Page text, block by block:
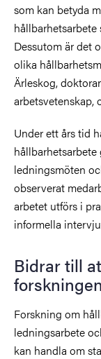
som kan betyda
Dessutom är det
olika
Ärleskog,
arbetsvetenskap,
Under ett års tid
ledningsmöten
observerat
arbetet utförs i
informella
Bidrar till
forskningen
Forskning om
ledningsarbete
kan handla om